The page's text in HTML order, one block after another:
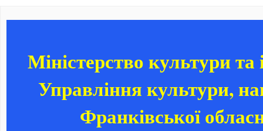
Міністерство культури
Управління культури,
Франківської